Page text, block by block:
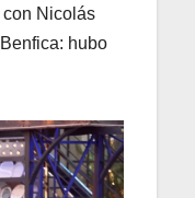
Nicolás
hubo